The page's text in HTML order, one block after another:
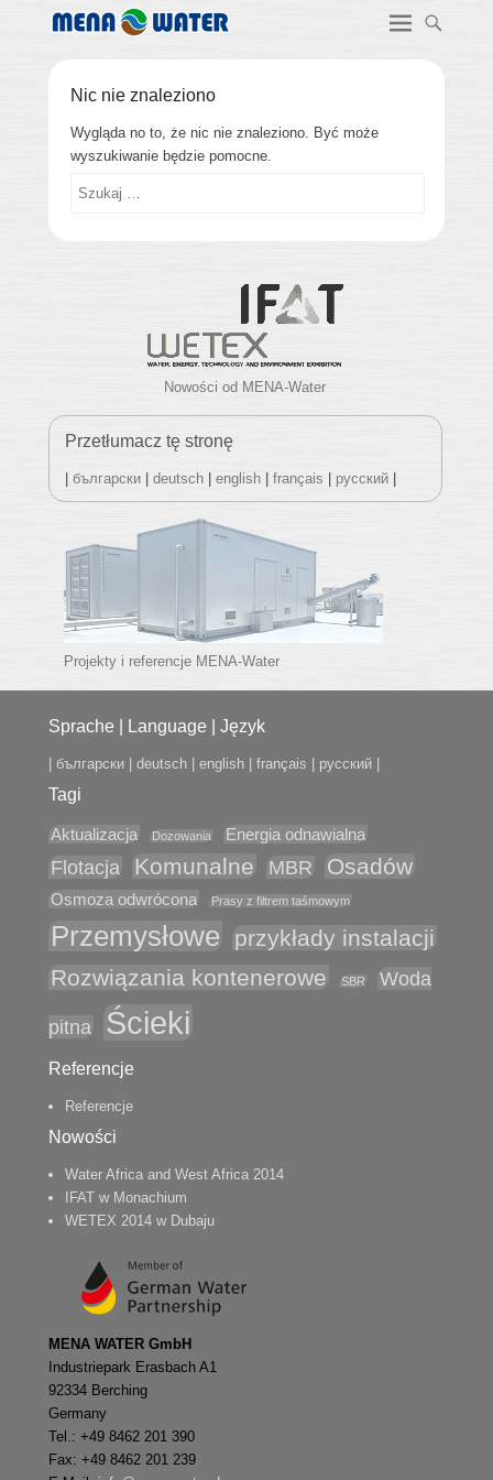
Nic nie znaleziono
Wygląda no to, że nic nie znaleziono. Być może
wyszukiwanie będzie pomocne.
Szukaj
Nowości od MENA-Water
Przetłumacz tę stronę
|български |deutsch |english |français русский
Projekty i referencje MENA-Water
Sprache | Language | Język
български deutsch english français русский
Tagi
Aktualizacja Dozowania Energia odnawialna
Flotacja Komunalne MBR Osadów
Osmoza odwrócona Prasy z filtrem taśmowym
Przemysłowe
przykłady instalacji
Rozwiązania kontenerowe
SBR Woda
pitna Ścieki
Referencje
Referencje
Nowości
Water Africa and West Africa 2014
IFAT w Monachium
WETEX 2014 w Dubaju
MENA WATER GmbH
Industriepark Erasbach A1
92334 Berching
Germany
Tel.: +49 8462 201 390
Fax: +49 8462 201 239